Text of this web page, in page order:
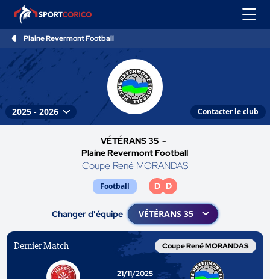
Plaine Revermont Football
Contacter le club
VÉTÉRANS 35 -
Plaine Revermont Football
Coupe René MORANDAS
Football D D
Changer d'équipe
Dernier Match Coupe René MORANDAS
21/11/2025